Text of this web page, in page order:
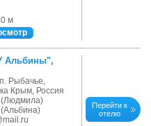
м
Альбины",
Рыбачье,
Крым, Россия
(Людмила)
Перейти к
отелю